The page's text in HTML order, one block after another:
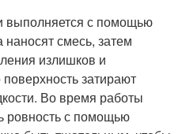
выполняется с помощью
смесь, затем
излишков и
затирают
Во время работы
ровность с помощью